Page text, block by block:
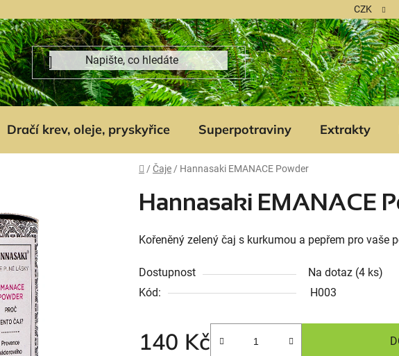
CZK
Dračí krev, oleje, pryskyřice Superpotraviny Extrakty
Domů
/ Čaje / Hannasaki EMANACE Powder
Hannasaki EMANACE
Kořeněný zelený čaj s kurkumou a pepřem pro vaše
Dostupnost Na dotaz (4 ks)
Kód:
H003
140 Kč